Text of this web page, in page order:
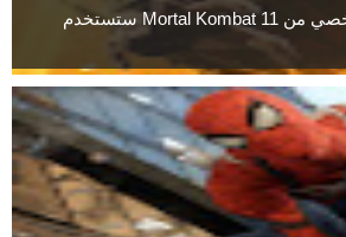
نسخة الحاسب الشخصي من Mortal Kombat 11 ستستخدم